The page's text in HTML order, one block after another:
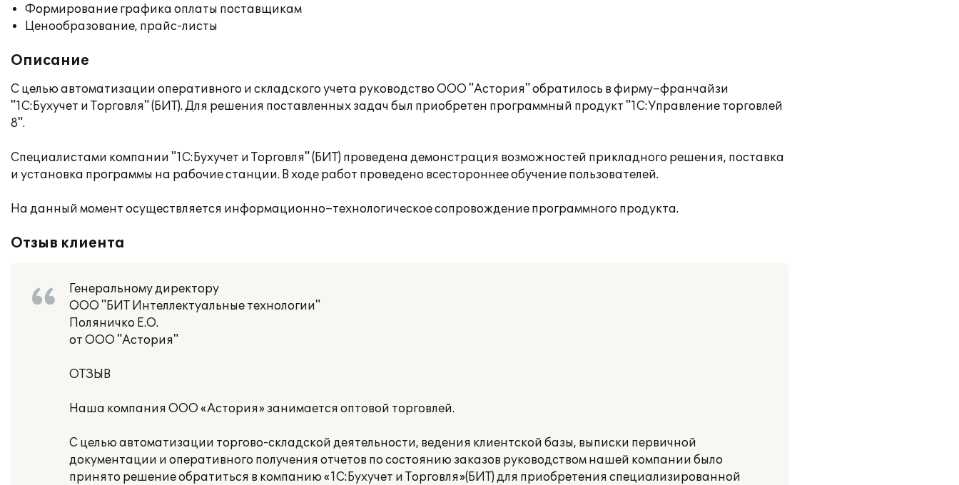
Формирование графика оплаты поставщикам
Ценообразование, прайс-листы
Описание
С целью автоматизации оперативного и складского учета руководство ООО "Астория" обратилось в фирму–франчайзи
"1С:Бухучет и Торговля" (БИТ). Для решения поставленных задач был приобретен программный продукт "1С:Управление торговлей
8".
Специалистами компании "1С:Бухучет и Торговля" (БИТ) проведена демонстрация возможностей прикладного решения, поставка
и установка программы на рабочие станции. В ходе работ проведено всестороннее обучение пользователей.
На данный момент осуществляется информационно–технологическое сопровождение программного продукта.
Отзыв клиента
Генеральному директору
ООО "БИТ Интеллектуальные технологии"
Поляничко Е.О.
от ООО "Астория"
ОТЗЫВ
Наша компания ООО «Астория» занимается оптовой торговлей.
С целью автоматизации торгово-складской деятельности, ведения клиентской базы, выписки первичной
документации и оперативного получения отчетов по состоянию заказов руководством нашей компании было
принято решение обратиться в компанию «1С:Бухучет и Торговля»(БИТ) для приобретения специализированной